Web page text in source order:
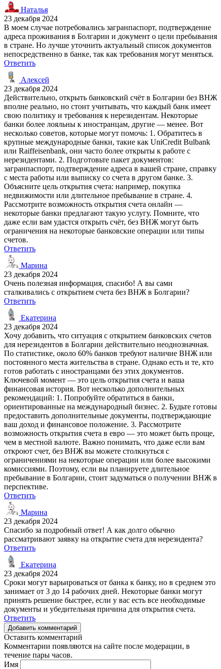
Наталья
23 декабря 2024
В моем случае потребовались загранпаспорт, подтверждение
адреса проживания в Болгарии и документ о цели пребывания
в стране. Но лучше уточнить актуальный список документов
непосредственно в банке, так как требования могут меняться.
Ответить
Алексей
23 декабря 2024
Действительно, открыть банковский счёт в Болгарии без ВНЖ
вполне реально, но стоит учитывать, что каждый банк имеет
свою политику и требования к нерезидентам. Некоторые
банки более лояльны к иностранцам, другие — менее. Вот
несколько советов, которые могут помочь: 1. Обратитесь в
крупные международные банки, такие как UniCredit Bulbank
или Raiffeisenbank, они часто более открыты к работе с
нерезидентами. 2. Подготовьте пакет документов:
загранпаспорт, подтверждение адреса в вашей стране, справку
с места работы или выписку со счета в другом банке. 3.
Объясните цель открытия счета: например, покупка
недвижимости или длительное пребывание в стране. 4.
Рассмотрите возможность открытия счета онлайн —
некоторые банки предлагают такую услугу. Помните, что
даже если вам удастся открыть счёт, без ВНЖ могут быть
ограничения на некоторые банковские операции или типы
счетов.
Ответить
Марина
23 декабря 2024
Очень полезная информация, спасибо! А вы сами
сталкивались с открытием счета без ВНЖ в Болгарии?
Ответить
Екатерина
23 декабря 2024
Хочу добавить, что ситуация с открытием банковских счетов
для нерезидентов в Болгарии действительно неоднозначная.
По статистике, около 60% банков требуют наличие ВНЖ или
постоянного места жительства в стране. Однако есть и те, кто
готов работать с иностранцами без этих документов.
Ключевой момент — это цель открытия счета и ваша
финансовая история. Вот несколько дополнительных
рекомендаций: 1. Попробуйте обратиться в банки,
ориентированные на международный бизнес. 2. Будьте готовы
предоставить дополнительные документы, подтверждающие
ваш доход и финансовое положение. 3. Рассмотрите
возможность открытия счета в евро — это может быть проще,
чем в местной валюте. Важно понимать, что даже если вам
откроют счет, без ВНЖ вы можете столкнуться с
ограничениями на некоторые операции или более высокими
комиссиями. Поэтому, если вы планируете длительное
пребывание в Болгарии, стоит задуматься о получении ВНЖ в
перспективе.
Ответить
Марина
23 декабря 2024
Спасибо за подробный ответ! А как долго обычно
рассматривают заявку на открытие счета для нерезидента?
Ответить
Екатерина
23 декабря 2024
Сроки могут варьироваться от банка к банку, но в среднем это
занимает от 3 до 14 рабочих дней. Некоторые банки могут
принять решение быстрее, если у вас есть все необходимые
документы и убедительная причина для открытия счета.
Ответить
Добавить комментарий
Оставить комментарий
Комментарии появляются на сайте после модерации, в
течение пары часов.
Имя